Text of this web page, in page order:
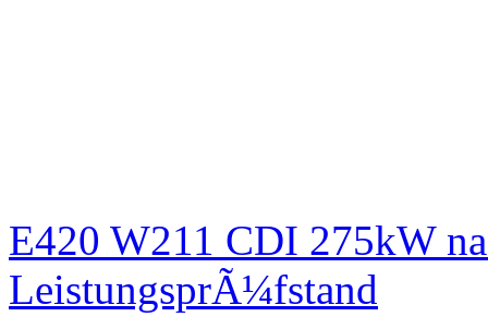
E420 W211 CDI 275kW
LeistungsprÃ¼fstand